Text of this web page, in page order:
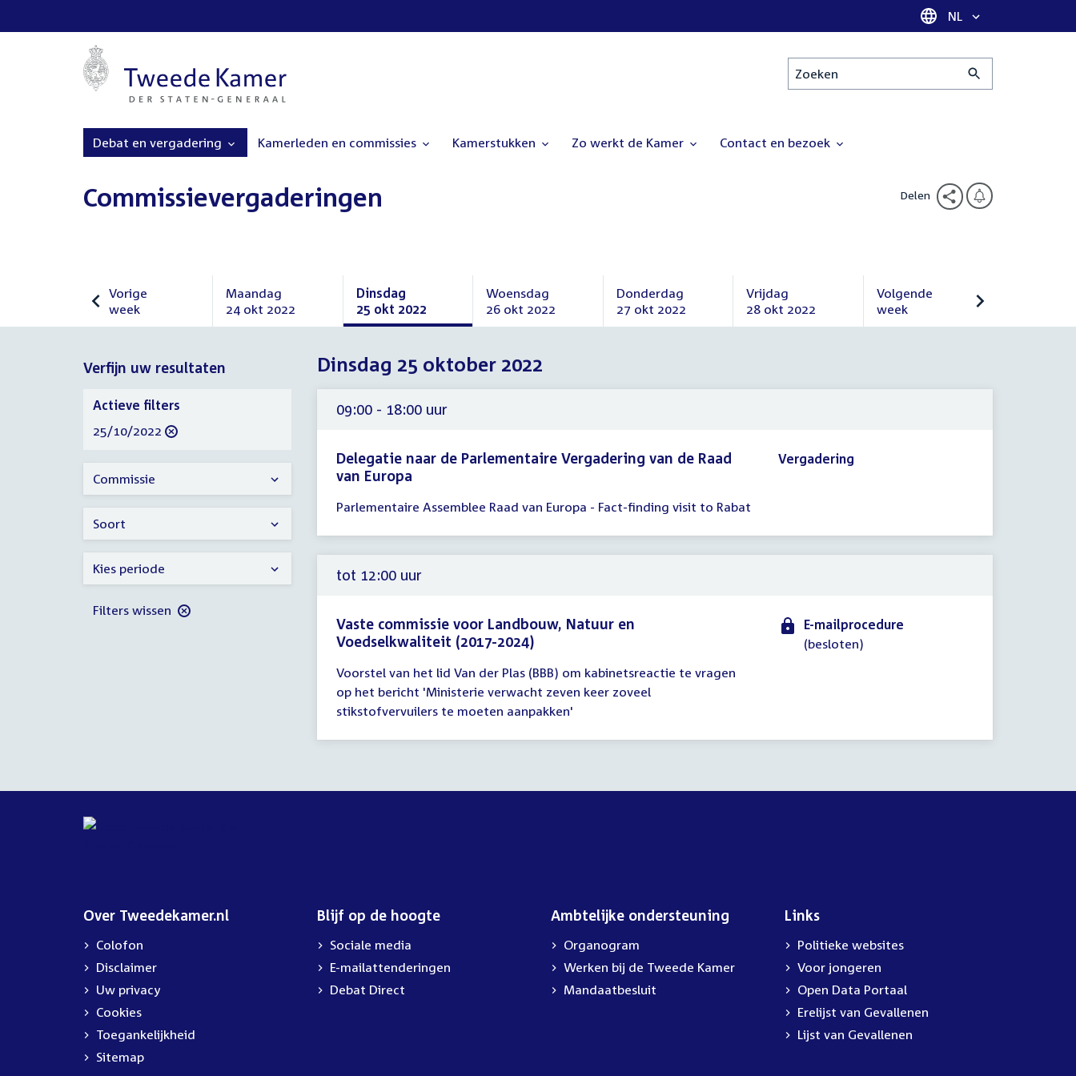
Taal selectie
NL
Zoeken
Debat en vergadering Kamerleden en commissies Kamerstukken Zo werkt de Kamer Contact en bezoek
Commissievergaderingen Delen
Vorige
week
Vorige
Maandag
24 okt 2022
Maandag
Dinsdag
25 okt 2022
Dinsdag
oktober
2022
Woensdag
26 okt 2022
Woensdag
oktober
2022
Donderdag
27 okt 2022
Donderdag
Vrijdag
28 okt 2022
Vrijdag
Volgende
week
Volgende
Dinsdag 25 oktober 2022
Verfijn uw resultaten
09:00 - 18:00 uur
Delegatie naar de Parlementaire Vergadering van de Raad
van Europa
vergadering
09:00
-
18:00
Parlementaire Assemblee Raad van Europa - Fact-finding visit to Rabat
Vergadering
tot 12:00 uur
Vaste commissie voor Landbouw, Natuur en
Voedselkwaliteit (2017-2024)
vergadering
tot
12:00
uur
Voorstel van het lid Van der Plas (BBB) om kabinetsreactie te vragen
op het bericht 'Ministerie verwacht zeven keer zoveel
stikstofvervuilers te moeten aanpakken'
E-mailprocedure
(besloten)
Verfijn
uw
resultaten
Actieve filters
verwijder
25/10/2022
Commissie
Soort
Kies periode
Filters wissen
Over Tweedekamer.nl
Colofon
Disclaimer
Uw privacy
Cookies
Toegankelijkheid
Sitemap
Blijf op de hoogte
Sociale media
E-mailattenderingen
Debat Direct
Ambtelijke ondersteuning
Organogram
Werken bij de Tweede Kamer
Mandaatbesluit
Links
Politieke websites
Voor jongeren
Open Data Portaal
Erelijst van Gevallenen
Lijst van Gevallenen